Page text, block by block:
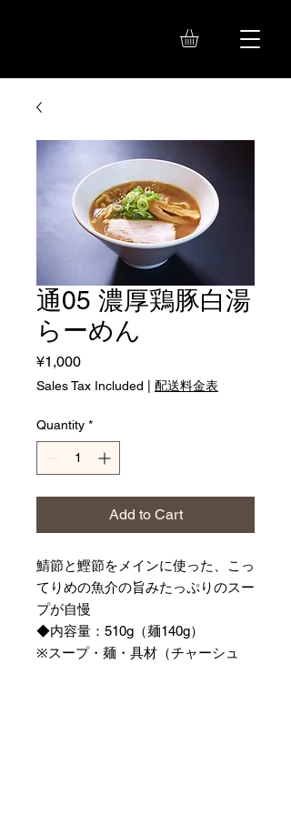
通05 濃厚鶏豚白湯
らーめん
¥1,000Price
Sales Tax Included 配送料金表
Quantity *
Add to Cart
鯖節と鰹節をメインに使った、こっ
てりめの魚介の旨みたっぷりのスー
プが自慢
◆内容量：510g（麺140g）
※スープ・麺・具材（チャーシュ